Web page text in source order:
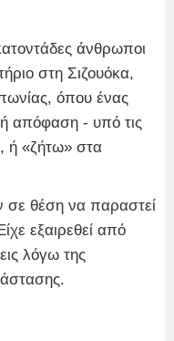
άνθρωποι
στη Σιζουόκα,
όπου ένας
απόφαση - υπό τις
ή «ζήτω» στα
θέση να παραστεί
εξαιρεθεί από
λόγω της